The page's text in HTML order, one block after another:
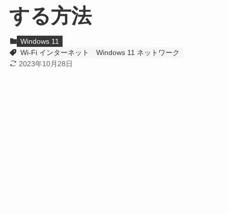
する方法
Windows 11
Wi-Fi インターネット
Windows 11 ネットワーク
2023年10月28日